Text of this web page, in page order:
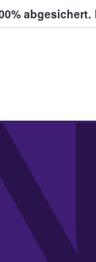
abgesichert.